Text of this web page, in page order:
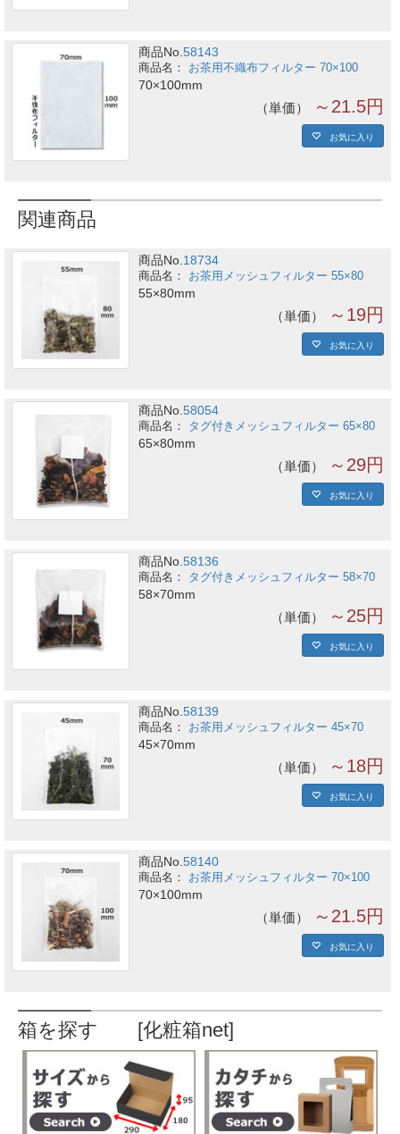
商品No.58143
お茶用不織布フィルター 70×100
70×100mm
単価 ～21.5円
お気に入り
関連商品
商品No. 18734
お茶用メッシュフィルター 55×80
55×80mm
単価 ～19円
お気に入り
商品No.58054
タグ付きメッシュフィルター 65×80
65×80mm
単価 ～29円
お気に入り
商品No.58136
タグ付きメッシュフィルター 58×70
58×70mm
単価 ～25円
お気に入り
商品No.58139
お茶用メッシュフィルター 45×70
45×70mm
単価 ～18円
お気に入り
商品No.58140
お茶用メッシュフィルター 70×100
70×100mm
単価 ～21.5円
お気に入り
箱を探す [化粧箱net]